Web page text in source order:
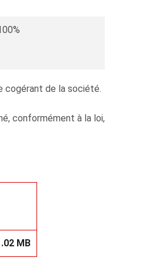
cogérant de la société.
conformément à la loi,
MB